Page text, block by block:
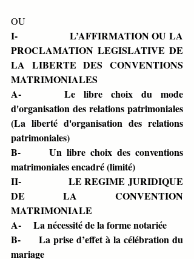
OU
I-                   L’AFFIRMATION OU LA
PROCLAMATION LEGISLATIVE DE
LA LIBERTE DES CONVENTIONS
MATRIMONIALES
A-     Le libre choix du mode
d'organisation des relations patrimoniales
(La liberté d'organisation des relations
patrimoniales)
B-      Un libre choix des conventions
matrimoniales encadré (limité)
II-                 LE REGIME JURIDIQUE
DE LA CONVENTION
MATRIMONIALE
A-     La nécessité de la forme notariée
B-      La prise d’effet à la célébration du
mariage